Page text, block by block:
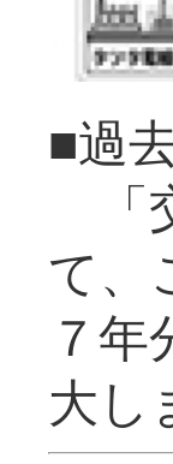
■過
「
て、
７
大